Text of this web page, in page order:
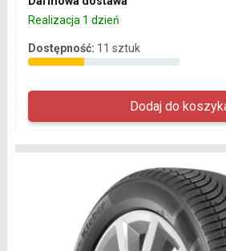
Realizacja 1 dzień
Dostępność: 11 sztuk